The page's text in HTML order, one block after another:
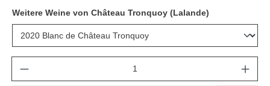
Weitere Weine von Château Tronquoy (Lalande)